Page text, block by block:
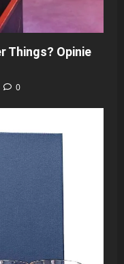
Things? Opinie
0